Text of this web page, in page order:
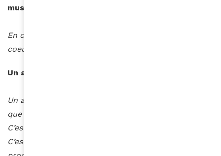
musique ?
En ce moment j’écoute Tayc en boucle, coup de
coeur artistique. Très très très talentueux!
Un artiste qui vous est cher…
Un artiste qui m’est cher, bien évidemment je pense
que c’est une surprise pour personne, c’est Dadju.
C’est lui qui m’a mise en lumière et qui m’a poussée.
C’est également l’artiste duquel je me sens le plus